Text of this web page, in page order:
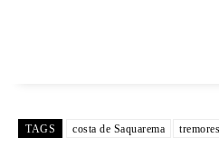
TAGS costa de Saquarema